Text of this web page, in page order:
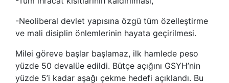
-Neoliberal devlet yapısına özgü tüm özelleştirme
ve mali disiplin önlemlerinin hayata geçirilmesi.
Milei göreve başlar başlamaz, ilk hamlede peso
yüzde 50 devalüe edildi. Bütçe açığını GSYH’nin
yüzde 5’i kadar aşağı çekme hedefi açıklandı. Bu